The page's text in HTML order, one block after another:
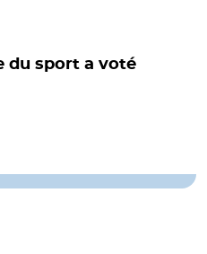
du sport a voté